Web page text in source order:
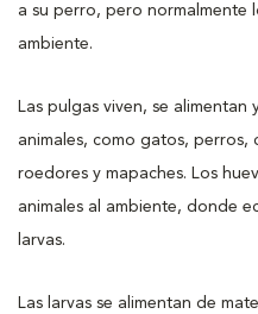
a su perro, pero normalmente
ambiente.
Las pulgas viven, se
animales, como gatos, perros,
roedores y mapaches. Los
animales al ambiente, donde
larvas.
Las larvas se alimentan de